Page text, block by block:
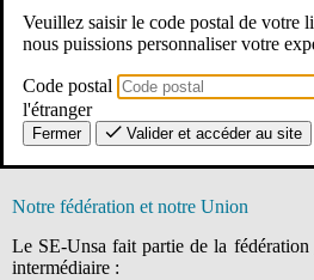
Lors de son congrès de Lille en mars
ses valeurs et ses ambitions pour
ouverte et européenne grâce à une
solidaire.
En savoir plus sur ce que
Notre fédération et notre Union
Le SE-Unsa fait partie de la fédération
intermédiaire :
Veuillez saisir le code postal de votre
nous puissions personnaliser votre
Code postal
l'étranger
Fermer Valider et accéder au site